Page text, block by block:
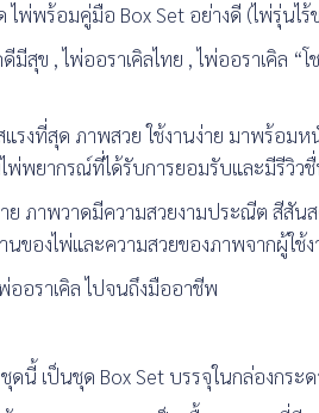
ไพ่พร้อมคู่มือ Box Set อย่างดี (ไพ่รุ่น
ดีมีสุข , ไพ่ออราเคิลไทย , ไพ่ออราเคิ
รงที่สุด ภาพสวย ใช้งานง่าย มาพร้อ
พ่พยากรณ์ที่ได้รับการยอมรับและมีรีวิว
ย ภาพวาดมีความสวยงามประณีต สีสั
ของไพ่และความสวยของภาพจากผู้ใช้ง
อราเคิล ไปจนถึงมืออาชีพ
ดนี้ เป็นชุด Box Set บรรจุในกล่องกระ